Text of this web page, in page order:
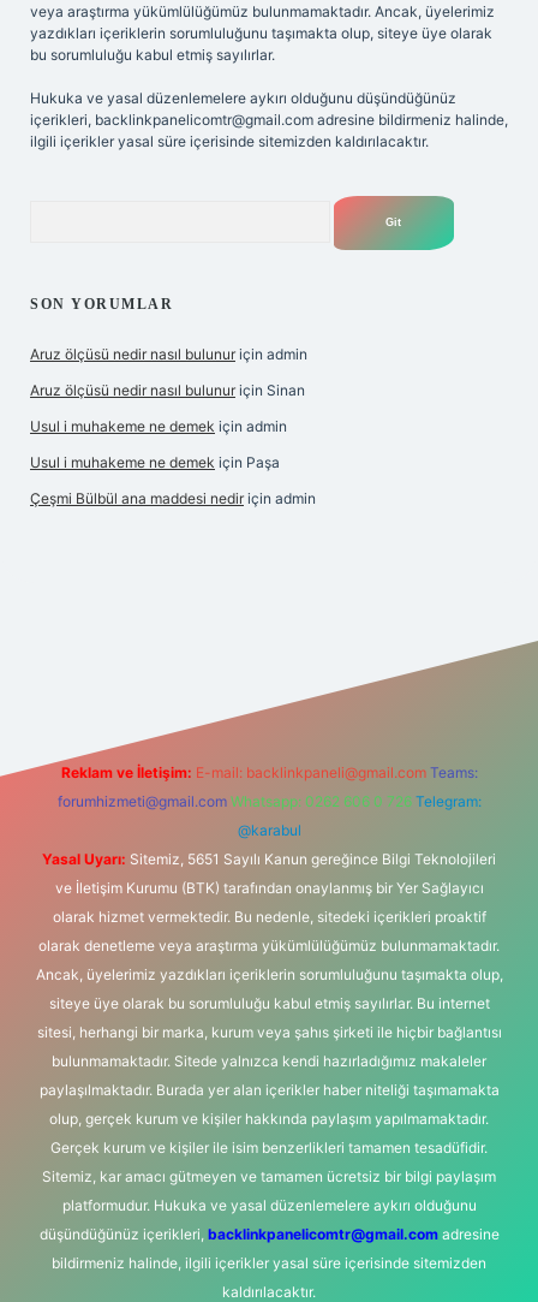
veya araştırma yükümlülüğümüz bulunmamaktadır. Ancak, üyelerimiz
yazdıkları içeriklerin sorumluluğunu taşımakta olup, siteye üye olarak
bu sorumluluğu kabul etmiş sayılırlar.
Hukuka ve yasal düzenlemelere aykırı olduğunu düşündüğünüz
içerikleri, backlinkpanelicomtr@gmail.com adresine bildirmeniz halinde,
ilgili içerikler yasal süre içerisinde sitemizden kaldırılacaktır.
SON YORUMLAR
Aruz ölçüsü nedir nasıl bulunur için admin
Aruz ölçüsü nedir nasıl bulunur için Sinan
Usul i muhakeme ne demek için admin
Usul i muhakeme ne demek için Paşa
Çeşmi Bülbül ana maddesi nedir için admin
Reklam ve İletişim: E-mail: backlinkpaneli@gmail.com Teams:
forumhizmeti@gmail.com Whatsapp: 0262 606 0 726 Telegram:
@karabul
Yasal Uyarı: Sitemiz, 5651 Sayılı Kanun gereğince Bilgi Teknolojileri
ve İletişim Kurumu (BTK) tarafından onaylanmış bir Yer Sağlayıcı
olarak hizmet vermektedir. Bu nedenle, sitedeki içerikleri proaktif
olarak denetleme veya araştırma yükümlülüğümüz bulunmamaktadır.
Ancak, üyelerimiz yazdıkları içeriklerin sorumluluğunu taşımakta olup,
siteye üye olarak bu sorumluluğu kabul etmiş sayılırlar. Bu internet
sitesi, herhangi bir marka, kurum veya şahıs şirketi ile hiçbir bağlantısı
bulunmamaktadır. Sitede yalnızca kendi hazırladığımız makaleler
paylaşılmaktadır. Burada yer alan içerikler haber niteliği taşımamakta
olup, gerçek kurum ve kişiler hakkında paylaşım yapılmamaktadır.
Gerçek kurum ve kişiler ile isim benzerlikleri tamamen tesadüfidir.
Sitemiz, kar amacı gütmeyen ve tamamen ücretsiz bir bilgi paylaşım
platformudur. Hukuka ve yasal düzenlemelere aykırı olduğunu
düşündüğünüz içerikleri, backlinkpanelicomtr@gmail.comadresine
bildirmeniz halinde, ilgili içerikler yasal süre içerisinde sitemizden
kaldırılacaktır.